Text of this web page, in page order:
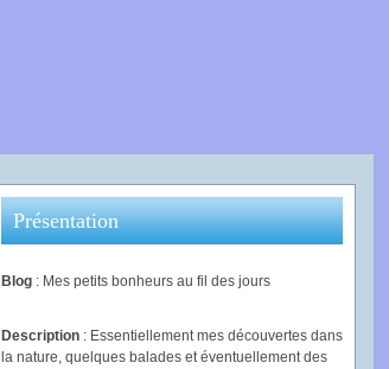
Présentation
Blog : Mes petits bonheurs au fil des jours
Description : Essentiellement mes découvertes dans
la nature, quelques balades et éventuellement des